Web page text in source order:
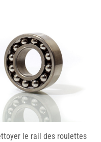
le rail des roulettes